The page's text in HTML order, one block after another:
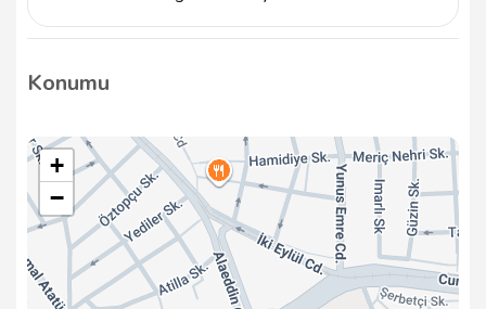
Arslanlar Hırdavat, sektördeki deneyimi ile kaliteli
yaklaşımı sayesinde, her ürünün yüksek standartlara
Konumu
+
−